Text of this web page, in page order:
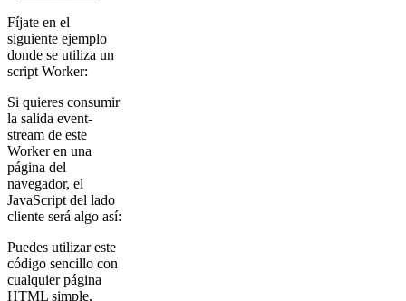
Fíjate en el
siguiente ejemplo
donde se utiliza un
script Worker:
Si quieres consumir
la salida event-
stream de este
Worker en una
página del
navegador, el
JavaScript del lado
cliente será algo así:
Puedes utilizar este
código sencillo con
cualquier página
HTML simple,